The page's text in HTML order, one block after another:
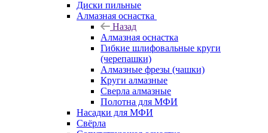
Диски пильные
Алмазная оснастка
Назад
Алмазная оснастка
Гибкие шлифовальные круги
(черепашки)
Алмазные фрезы (чашки)
Круги алмазные
Сверла алмазные
Полотна для МФИ
Насадки для МФИ
Свёрла